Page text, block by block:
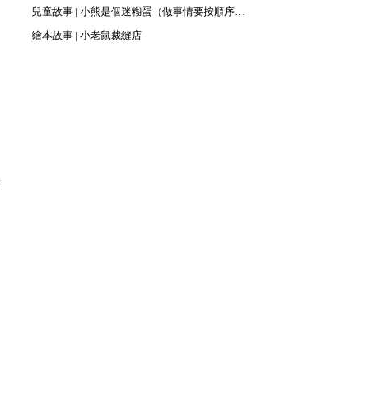
兒童故事 | 小熊是個迷糊蛋（做事情要按順序來哦）
繪本故事 | 小老鼠裁縫店